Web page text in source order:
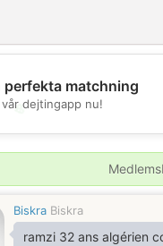
💖
perfekta matchning
dejtingapp nu!
Biskra Biskra
ramzi 32 ans algérien